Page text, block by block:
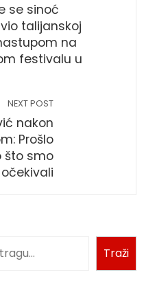
se sinoć
talijanskoj
na
festivalu u
NEXT POST
nakon
Prošlo
što smo
očekivali
Traži